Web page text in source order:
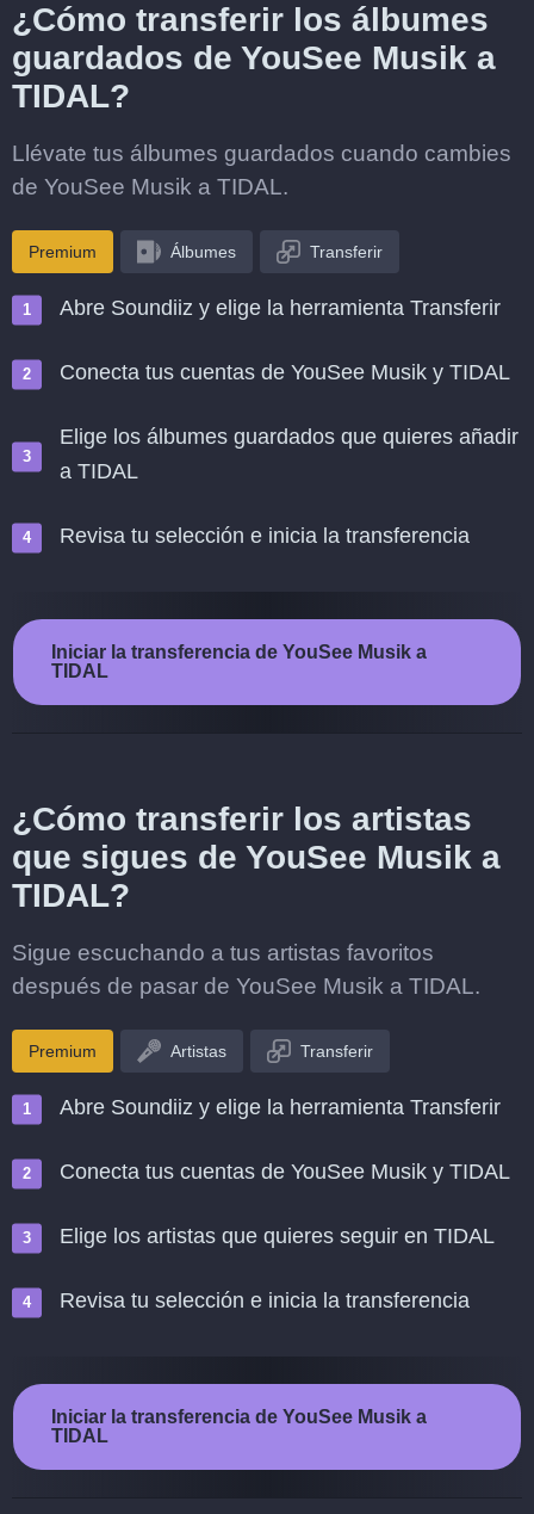
¿Cómo transferir los álbumes
guardados de YouSee Musik a
TIDAL?
Llévate tus álbumes guardados cuando cambies
de YouSee Musik a TIDAL.
Premium Álbumes Transferir
Abre Soundiiz y elige la herramienta Transferir
Conecta tus cuentas de YouSee Musik y TIDAL
Elige los álbumes guardados que quieres añadir
a TIDAL
Revisa tu selección e inicia la transferencia
Iniciar la transferencia de YouSee Musik a
TIDAL
¿Cómo transferir los artistas
que sigues de YouSee Musik a
TIDAL?
Sigue escuchando a tus artistas favoritos
después de pasar de YouSee Musik a TIDAL.
Premium Artistas Transferir
Abre Soundiiz y elige la herramienta Transferir
Conecta tus cuentas de YouSee Musik y TIDAL
Elige los artistas que quieres seguir en TIDAL
Revisa tu selección e inicia la transferencia
Iniciar la transferencia de YouSee Musik a
TIDAL